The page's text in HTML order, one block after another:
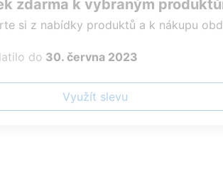
zdarma k vybraným
si z nabídky produktů a k nákupu
do 30. června 2023
Využít slevu